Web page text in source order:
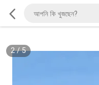
2/5